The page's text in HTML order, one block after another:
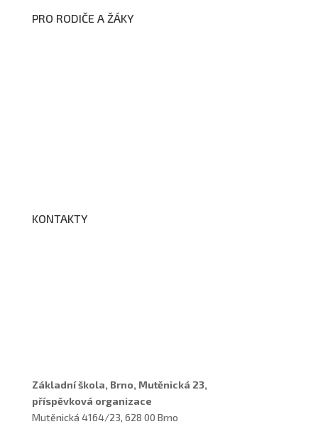
PRO RODIČE A ŽÁKY
KONTAKTY
Základní škola, Brno, Mutěnická 23,
příspěvková organizace
Mutěnická 4164/23, 628 00 Brno